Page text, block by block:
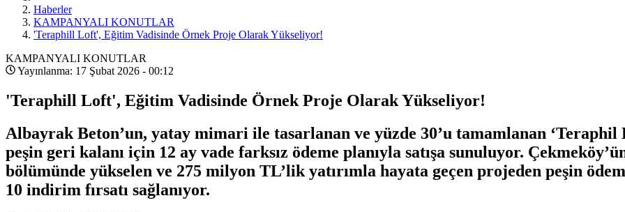
Haberler
KAMPANYALI KONUTLAR
'Teraphill Loft', Eğitim Vadisinde Örnek Proje Olarak Yükseliyor!
KAMPANYALI KONUTLAR
Yayınlanma: 17 Şubat 2026 - 00:12
'Teraphill Loft', Eğitim Vadisinde Örnek Proje Olarak Yükseliyor!
Albayrak Beton’un, yatay mimari ile tasarlanan ve yüzde 30’u tamamlanan
peşin geri kalanı için 12 ay vade farksız ödeme planıyla satışa sunuluyor.
bölümünde yükselen ve 275 milyon TL’lik yatırımla hayata geçen projeden peşin
10 indirim fırsatı sağlanıyor.